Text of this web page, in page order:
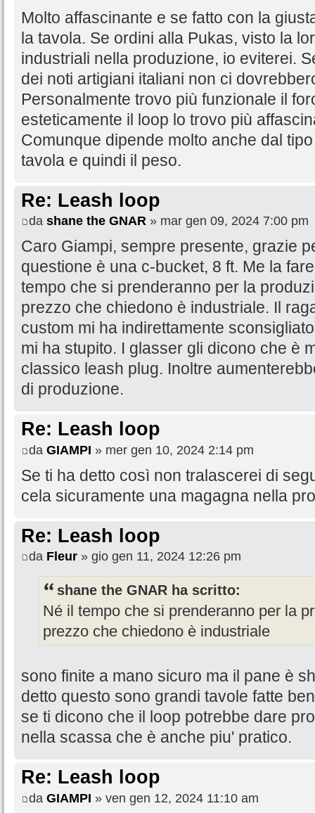
Molto affascinante e se fatto con la
la tavola. Se ordini alla Pukas, visto la
industriali nella produzione, io eviterei.
dei noti artigiani italiani non ci
Personalmente trovo più funzionale il
esteticamente il loop lo trovo più
Comunque dipende molto anche dal
tavola e quindi il peso.
Re: Leash loop
da shane the GNAR » mar gen 09, 2024 7:00 pm
Caro Giampi, sempre presente, grazie
questione è una c-bucket, 8 ft. Me la
tempo che si prenderanno per la
prezzo che chiedono è industriale. Il
custom mi ha indirettamente
mi ha stupito. I glasser gli dicono che è
classico leash plug. Inoltre
di produzione.
Re: Leash loop
da GIAMPI » mer gen 10, 2024 2:14 pm
Se ti ha detto così non tralascerei di
cela sicuramente una magagna nella
Re: Leash loop
da Fleur » gio gen 11, 2024 12:26 pm
shane the GNAR ha scritto:
Né il tempo che si prenderanno per la
prezzo che chiedono è industriale
sono finite a mano sicuro ma il pane è
detto questo sono grandi tavole fatte
se ti dicono che il loop potrebbe dare
nella scassa che è anche piu' pratico.
Re: Leash loop
da GIAMPI » ven gen 12, 2024 11:10 am